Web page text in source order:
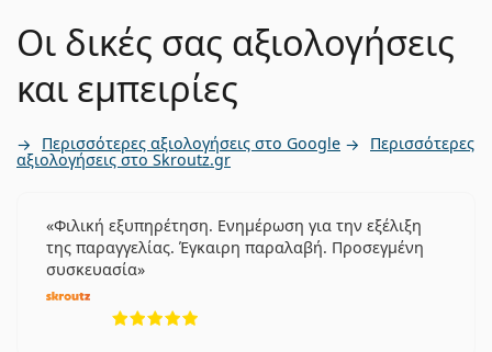
Όχι
Όχι
Ένδειξη μέσα-έξω
Ναι
Οι δικές σας αξιολογήσεις
και εμπειρίες
Περισσότερες αξιολογήσεις στο Google Περισσότερες
αξιολογήσεις στο Skroutz.gr
Φιλική εξυπηρέτηση. Ενημέρωση για την εξέλιξη
της παραγγελίας. Έγκαιρη παραλαβή. Προσεγμένη
συσκευασία